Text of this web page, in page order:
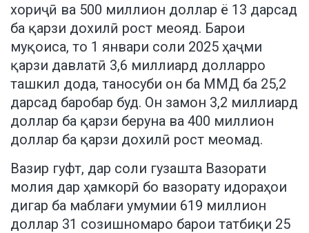
хориҷӣ ва 500 миллион доллар ё 13 дарсад
ба қарзи дохилӣ рост меояд. Барои
муқоиса, то 1 январи соли 2025 ҳаҷми
қарзи давлатӣ 3,6 миллиард долларро
ташкил дода, таносуби он ба ММД ба 25,2
дарсад баробар буд. Он замон 3,2 миллиард
доллар ба қарзи беруна ва 400 миллион
доллар ба қарзи дохилӣ рост меомад.
Вазир гуфт, дар соли гузашта Вазорати
молия дар ҳамкорӣ бо вазорату идораҳои
дигар ба маблағи умумии 619 миллион
доллар 31 созишномаро барои татбиқи 25